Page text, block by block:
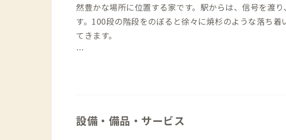
然豊かな場所に位置する家です。駅からは、信号を渡
す。100段の階段をのぼると徐々に焼杉のような落ち着
てきます。
でしょう。ややいびつに雁行したL字型の家が絶妙に周
玄関に入ると、まず注目するのは、広々とした吹き抜け
設備・備品・サービス